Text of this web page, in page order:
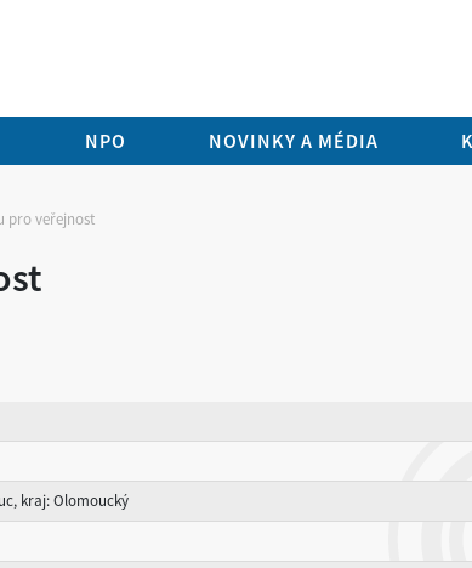
NPO NOVINKY A MÉDIA
pro veřejnost
kraj: Olomoucký